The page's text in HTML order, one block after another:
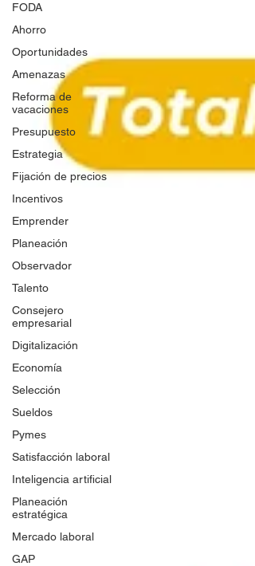
FODA
Ahorro
Oportunidades
Amenazas
Reforma de
vacaciones
Presupuesto
Estrategia
Fijación de precios
Incentivos
Emprender
Planeación
Observador
Talento
Consejero
empresarial
Digitalización
Economía
Selección
Sueldos
Pymes
Satisfacción laboral
Inteligencia artificial
Planeación
estratégica
Mercado laboral
GAP